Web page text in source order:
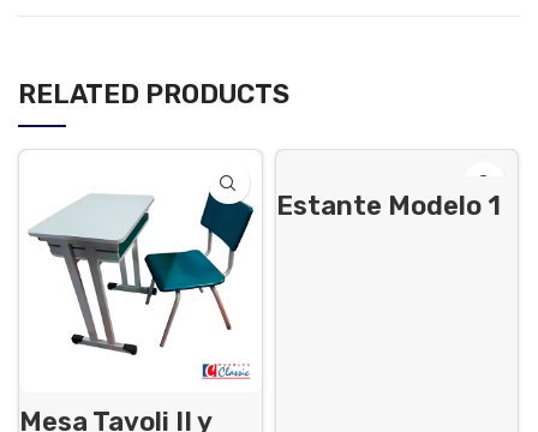
RELATED PRODUCTS
Mesa Tavoli II y
Estante Modelo 1